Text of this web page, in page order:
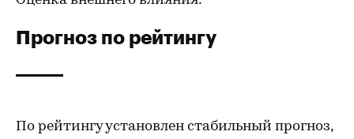
Прогноз по рейтингу
По рейтингу установлен стабильный прогноз,